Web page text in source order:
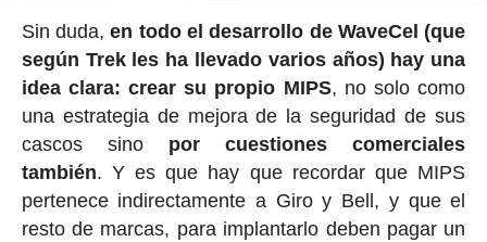
Sin duda,en todo el desarrollo de WaveCel (que
según Trek les ha llevado varios años) hay una
idea clara: crear su propio MIPS, no solo como
una estrategia de mejora de la seguridad de sus
cascos sino por cuestiones comerciales
también. Y es que hay que recordar que MIPS
pertenece indirectamente a Giro y Bell, y que el
resto de marcas, para implantarlo deben pagar un